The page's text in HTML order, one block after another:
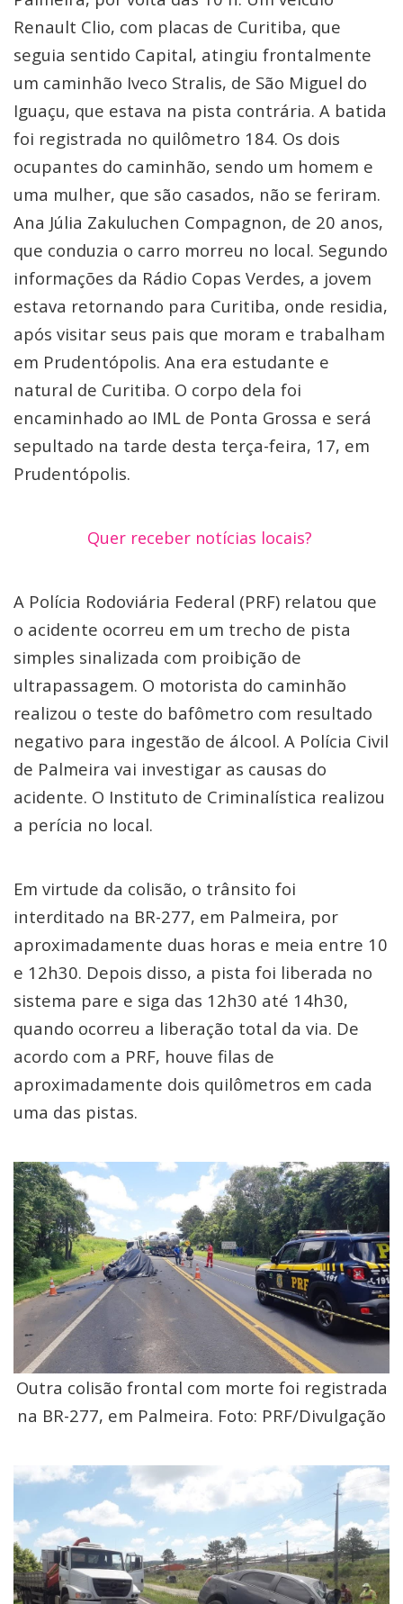
Renault Clio, com placas de Curitiba, que
seguia sentido Capital, atingiu frontalmente
um caminhão Iveco Stralis, de São Miguel do
Iguaçu, que estava na pista contrária. A batida
foi registrada no quilômetro 184. Os dois
ocupantes do caminhão, sendo um homem e
uma mulher, que são casados, não se feriram.
Ana Júlia Zakuluchen Compagnon, de 20 anos,
que conduzia o carro morreu no local. Segundo
informações da Rádio Copas Verdes, a jovem
estava retornando para Curitiba, onde residia,
após visitar seus pais que moram e trabalham
em Prudentópolis. Ana era estudante e
natural de Curitiba. O corpo dela foi
encaminhado ao IML de Ponta Grossa e será
sepultado na tarde desta terça-feira, 17, em
Prudentópolis.
Quer receber notícias locais?
A Polícia Rodoviária Federal (PRF) relatou que
o acidente ocorreu em um trecho de pista
simples sinalizada com proibição de
ultrapassagem. O motorista do caminhão
realizou o teste do bafômetro com resultado
negativo para ingestão de álcool. A Polícia Civil
de Palmeira vai investigar as causas do
acidente. O Instituto de Criminalística realizou
a perícia no local.
Em virtude da colisão, o trânsito foi
interditado na BR-277, em Palmeira, por
aproximadamente duas horas e meia entre 10
e 12h30. Depois disso, a pista foi liberada no
sistema pare e siga das 12h30 até 14h30,
quando ocorreu a liberação total da via. De
acordo com a PRF, houve filas de
aproximadamente dois quilômetros em cada
uma das pistas.
Outra colisão frontal com morte foi registrada
na BR-277, em Palmeira. Foto: PRF/Divulgação